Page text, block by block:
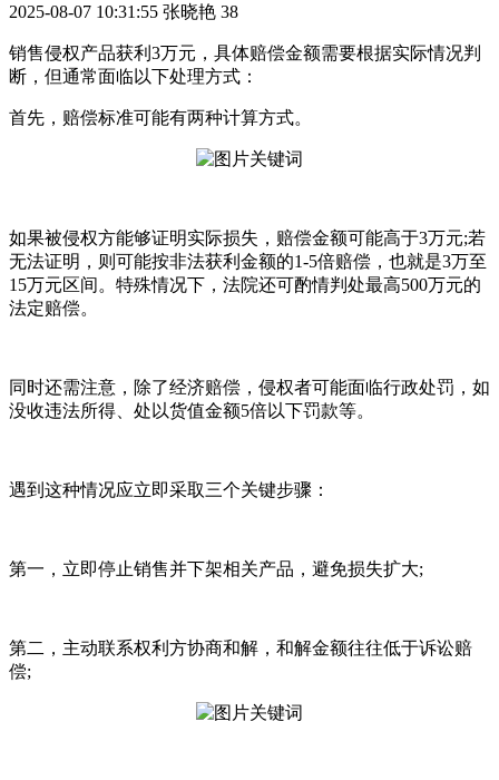
2025-08-07 10:31:55 张晓艳 38
销售侵权产品获利3万元，具体赔偿金额需要根据实际情况判
断，但通常面临以下处理方式：
首先，赔偿标准可能有两种计算方式。
如果被侵权方能够证明实际损失，赔偿金额可能高于3万元;若
无法证明，则可能按非法获利金额的1-5倍赔偿，也就是3万至
15万元区间。特殊情况下，法院还可酌情判处最高500万元的
法定赔偿。
同时还需注意，除了经济赔偿，侵权者可能面临行政处罚，如
没收违法所得、处以货值金额5倍以下罚款等。
遇到这种情况应立即采取三个关键步骤：
第一，立即停止销售并下架相关产品，避免损失扩大;
第二，主动联系权利方协商和解，和解金额往往低于诉讼赔
偿;